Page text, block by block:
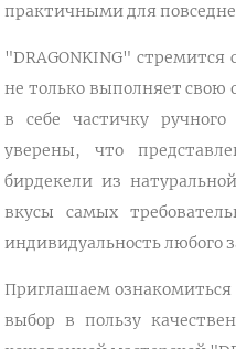
практичными для
"DRAGONKING"
не только выполняет
в себе частичку
уверены, что
бирдекели из
вкусы самых
индивидуальность любого
Приглашаем
выбор в пользу